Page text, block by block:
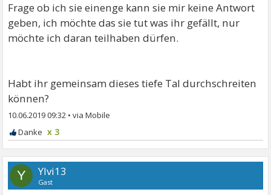
Frage ob ich sie einenge kann sie mir keine Antwort
geben, ich möchte das sie tut was ihr gefällt, nur
möchte ich daran teilhaben dürfen.
Habt ihr gemeinsam dieses tiefe Tal durchschreiten
können?
10.06.2019 09:32 •
x 3
Y Ylvi13
Gast